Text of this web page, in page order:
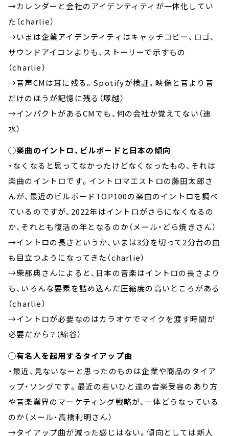
→カレンダーと会社のアイデンティティが一体化してい
た（charlie）
→いまは企業アイデンティティはキャッチコピー、ロゴ、
サウンドアイコンよりも、ストーリーで示すもの
（charlie）
→音声CMは耳に残る。Spotifyが検証。映像と音より音
だけのほうが記憶に残る（塚越）
→インパクトがあるCMでも、何の会社か覚えてない（速
水）
◯楽曲のイントロ、ビルボードと日本の傾向
・なくなると思ってなかったけどなくなったもの、それは
楽曲のイントロです。イントロマエストロの藤田太郎さ
んが、最近のビルボードTOP100の楽曲のイントロを調べ
ているのですが、2022年はイントロがさらになくなるの
か、それとも復活の年となるのか（メール・どら焼きさん）
→イントロの長さというか、いまは3分を切って2分台の曲
も目立つようになってきた（charlie）
→柴那典さんによると、日本の音楽はイントロの長さより
も、いろんな要素を詰め込んだ圧縮度の高いところがある
（charlie）
→イントロが必要なのはカラオケでマイクを渡す時間が
必要だから？（綿谷）
◯有名人を起用するタイアップ曲
・最近、見ないなーと思ったのものは企業や商品のタイア
ップ・ソングです。最近の若いひと達の音楽受容のあり方
や音楽業界のマーケティング戦略が、一体どうなっている
のか（メール・高橋利明さん）
→タイアップ曲が減った感じはない。傾向としては新人